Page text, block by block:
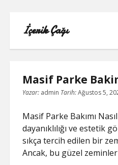
İçerik Çağı
REELS BEĞENI
SAYFA
Çağı
Masif Parke
Yazar: admin Tarih:Ağustos 5,
Masif Parke Bakımı
dayanıklılığı ve estetik
sıkça tercih edilen bir
Ancak, bu güzel